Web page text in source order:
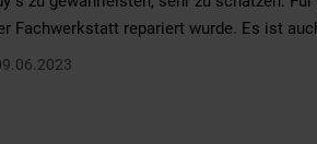
Fachwerkstatt repariert wurde. Es ist